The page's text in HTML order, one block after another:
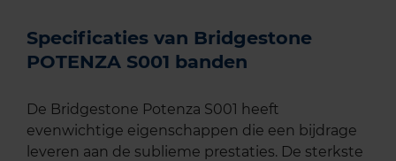
Specificaties van Bridgestone
POTENZA S001 banden
De Bridgestone Potenza S001 heeft
evenwichtige eigenschappen die een bijdrage
leveren aan de sublieme prestaties. De sterkste